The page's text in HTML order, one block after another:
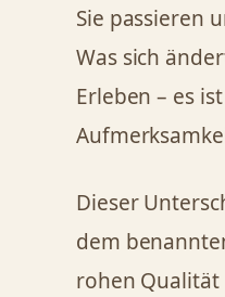
Sie passieren
Was sich
Erleben – es
Dieser
dem
rohen